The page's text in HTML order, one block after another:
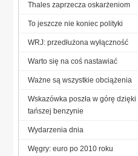
Thales zaprzecza oskarżeniom
To jeszcze nie koniec polityki
WRJ: przedłużona wyłączność
Warto się na coś nastawiać
Ważne są wszystkie obciążenia
Wskazówka poszła w górę dzięki
tańszej benzynie
Wydarzenia dnia
Węgry: euro po 2010 roku